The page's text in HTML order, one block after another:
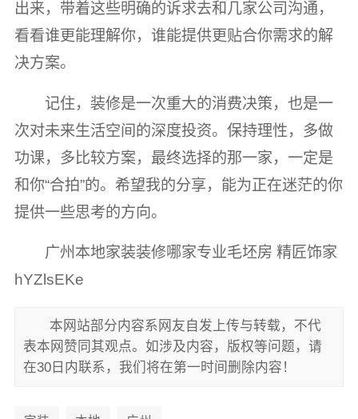
出来，带着这些明确的诉求去和几家公司沟通，
看看谁更能理解你，谁能提供更贴合你需求的解
决方案。
记住，装修是一次重大的消费决策，也是一
次对未来生活空间的深度投资。保持理性，多做
功课，多比较方案，最终选择的那一家，一定是
和你“合拍”的。希望我的分享，能为正在迷茫的你
提供一些思考的方向。
广州本地家装装修哪家专业毛坯房 精匠饰家
hYZlsEKe
本网站部分内容系网友自发上传与转载，不代
表本网赞同其观点。如涉及内容，版权等问题，请
在30日内联系，我们将在第一时间删除内容！